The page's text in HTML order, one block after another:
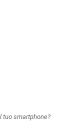
tuo smartphone?